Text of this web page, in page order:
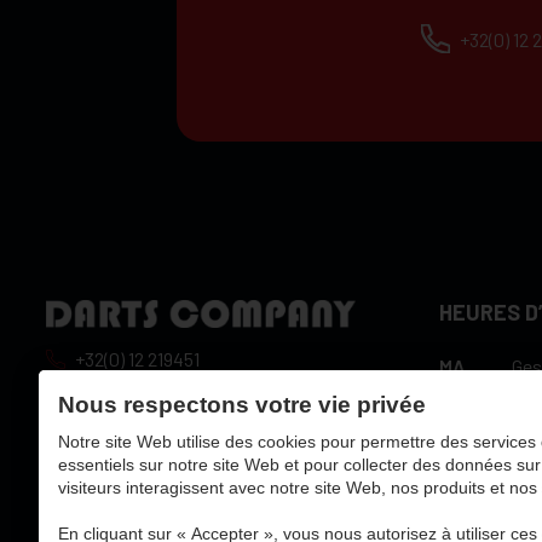
+32(0) 12
+32(0) 12 219451
info@dartscompany.be
tva: BE0788517750
HEURES
MA
WO
Nous respectons votre vie privée
Notre site Web utilise des cookies pour permettre des
essentiels sur notre site Web et pour collecter des données
visiteurs interagissent avec notre site Web, nos produits et nos
En cliquant sur « Accepter », vous nous autorisez à utiliser